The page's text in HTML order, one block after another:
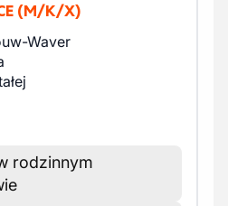
(M/K/X)
Waver
rodzinnym